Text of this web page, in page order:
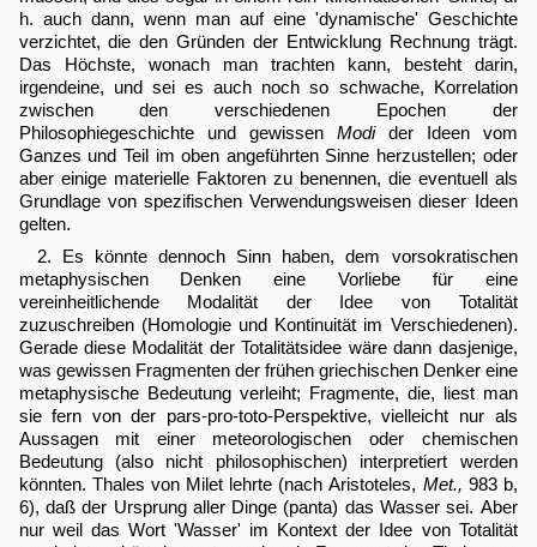
h. auch dann, wenn man auf eine 'dynamische' Geschichte
verzichtet, die den Gründen der Entwicklung Rechnung trägt.
Das Höchste, wonach man trachten kann, besteht darin,
irgendeine, und sei es auch noch so schwache, Korrelation
zwischen den verschiedenen Epochen der
Philosophiegeschichte und gewissen Modider Ideen vom
Ganzes und Teil im oben angeführten Sinne herzustellen; oder
aber einige materielle Faktoren zu benennen, die eventuell als
Grundlage von spezifischen Verwendungsweisen dieser Ideen
gelten.
2. Es könnte dennoch Sinn haben, dem vorsokratischen
metaphysischen Denken eine Vorliebe für eine
vereinheitlichende Modalität der Idee von Totalität
zuzuschreiben (Homologie und Kontinuität im Verschiedenen).
Gerade diese Modalität der Totalitätsidee wäre dann dasjenige,
was gewissen Fragmenten der frühen griechischen Denker eine
metaphysische Bedeutung verleiht; Fragmente, die, liest man
sie fern von der pars-pro-toto-Perspektive, vielleicht nur als
Aussagen mit einer meteorologischen oder chemischen
Bedeutung (also nicht philosophischen) interpretiert werden
könnten. Thales von Milet lehrte (nach Aristoteles, Met., 983 b,
6), daß der Ursprung aller Dinge (panta) das Wasser sei. Aber
nur weil das Wort 'Wasser' im Kontext der Idee von Totalität